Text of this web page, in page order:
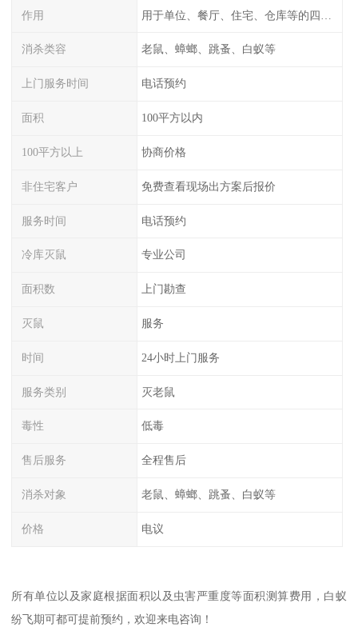
作用
消杀类容 老鼠、蟑螂、跳蚤、白蚁等
上门服务时间 电话预约
面积 100平方以内
100平方以上 协商价格
非住宅客户 免费查看现场出方案后报价
服务时间 电话预约
冷库灭鼠 专业公司
面积数 上门勘查
灭鼠 服务
时间 24小时上门服务
服务类别 灭老鼠
毒性 低毒
售后服务 全程售后
消杀对象 老鼠、蟑螂、跳蚤、白蚁等
价格 电议
所有单位以及家庭根据面积以及虫害严重度等面积测算费用，白蚁
纷飞期可都可提前预约，欢迎来电咨询！